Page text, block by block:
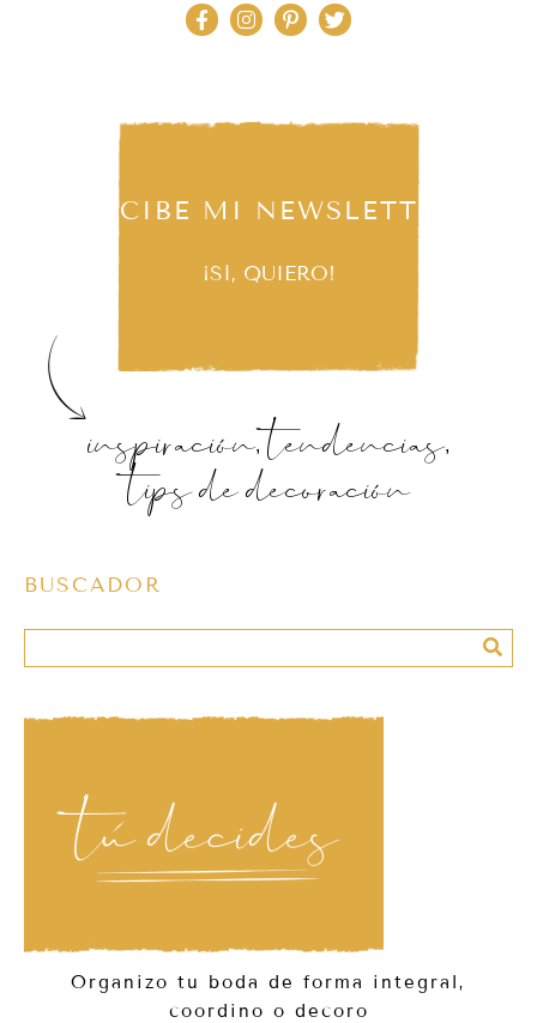
RECIBE MI NEWSLETTER
¡SÍ, QUIERO!
inspiración, tendencias,
tips de decoración
BUSCADOR
Organizo tu boda de forma integral,
coordino o decoro